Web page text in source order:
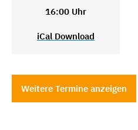
16:00 Uhr
iCal Download
Weitere Termine anzeigen